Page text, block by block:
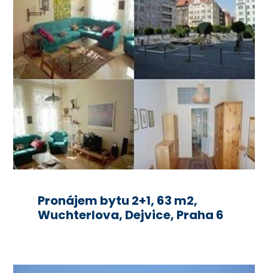
Pronájem bytu 2+1, 63 m2,
Wuchterlova, Dejvice, Praha 6